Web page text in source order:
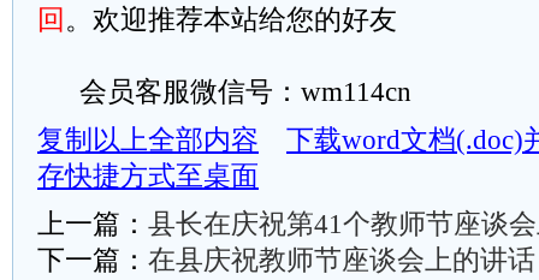
回 。欢迎推荐本站给您的好友
会员客服微信号：wm114cn
复制以上全部内容
下载word文档(.doc)
存快捷方式至桌面
上一篇： 县长在庆祝第41个教师节座谈
下一篇： 在县庆祝教师节座谈会上的讲话